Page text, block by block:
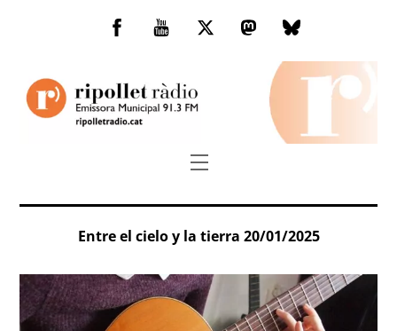
Facebook
You
TwitterMastodonBluesky
Menu
Entre el cielo y la tierra 20/01/2025